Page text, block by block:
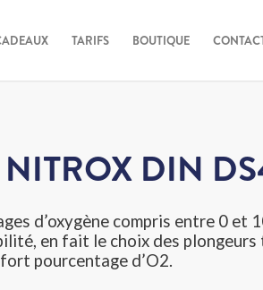
TARIFS BOUTIQUE
DIN
d’oxygène compris entre 0 et
en fait le choix des plongeurs
pourcentage d’O2.